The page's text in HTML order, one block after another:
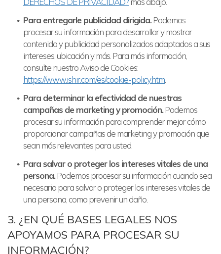
Para entregarle publicidad dirigida.Podemos
procesar su información para desarrollar y mostrar
contenido y publicidad personalizados adaptados a sus
intereses, ubicación y más. Para más información,
consulte nuestro Aviso de Cookies:
https://www.ishir.com/es/cookie-policy.htm.
Para determinar la efectividad de nuestras
campañas de marketing y promoción.Podemos
procesar su información para comprender mejor cómo
proporcionar campañas de marketing y promoción que
sean más relevantes para usted.
Para salvar o proteger los intereses vitales de una
persona.Podemos procesar su información cuando sea
necesario para salvar o proteger los intereses vitales de
una persona, como prevenir un daño.
3. ¿EN QUÉ BASES LEGALES NOS
APOYAMOS PARA PROCESAR SU
INFORMACIÓN?